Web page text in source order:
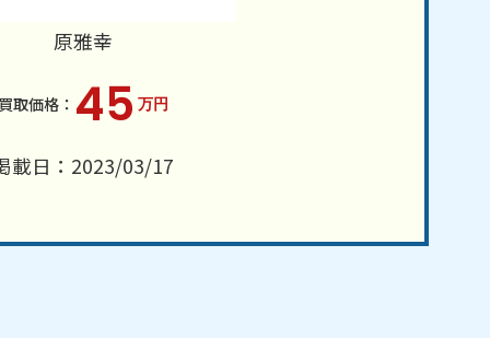
原雅幸
45 万円
載日：2023/03/17